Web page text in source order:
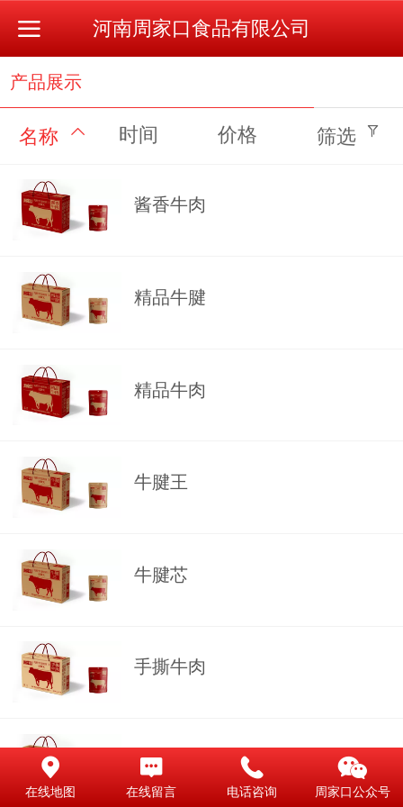
河南周家口食品有限公司
产品展示
名称 时间 价格 筛选
酱香牛肉
精品牛腱
精品牛肉
牛腱王
牛腱芯
手撕牛肉
招牌牛腱
在线地图 在线留言 电话咨询 周家口公众号